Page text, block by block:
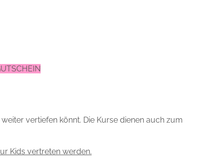
vertiefen könnt. Die Kurse dienen auch zum
Kids vertreten werden.